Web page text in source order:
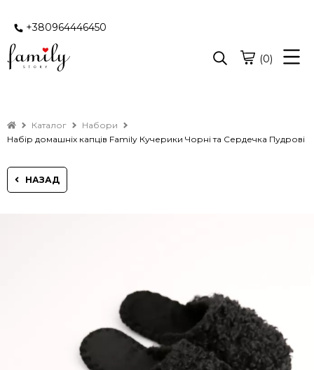
+380964446450
(0)
Каталог
Набори
Набір домашніх капців Family Кучерики Чорні та Сердечка Пудрові
НАЗАД